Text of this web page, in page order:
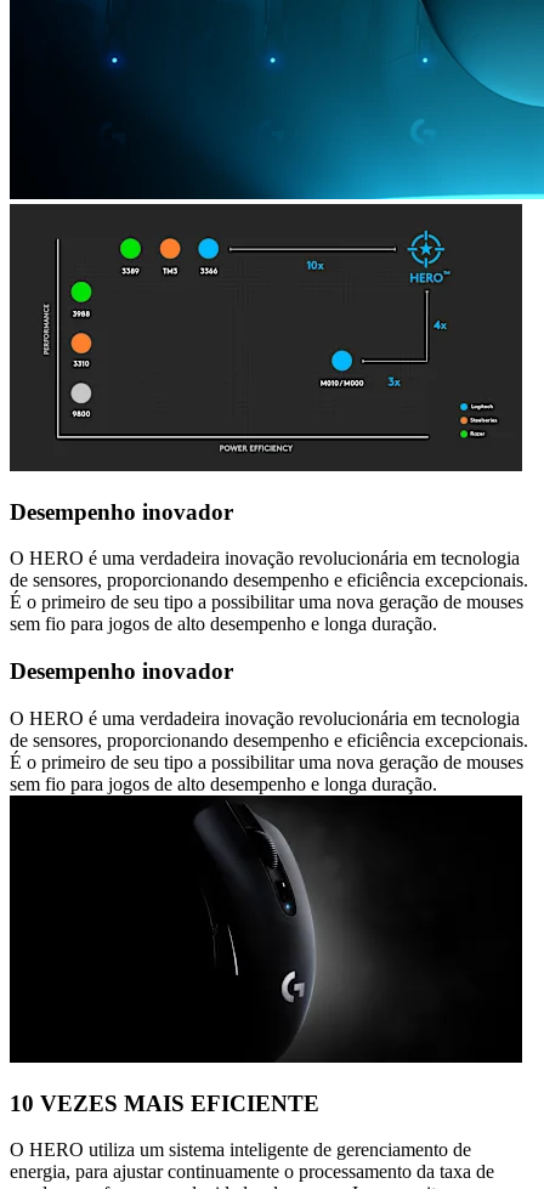
Desempenho inovador
O HERO é uma verdadeira inovação revolucionária em tecnologia
de sensores, proporcionando desempenho e eficiência excepcionais.
É o primeiro de seu tipo a possibilitar uma nova geração de mouses
sem fio para jogos de alto desempenho e longa duração.
Desempenho inovador
O HERO é uma verdadeira inovação revolucionária em tecnologia
de sensores, proporcionando desempenho e eficiência excepcionais.
É o primeiro de seu tipo a possibilitar uma nova geração de mouses
sem fio para jogos de alto desempenho e longa duração.
10 VEZES MAIS EFICIENTE
O HERO utiliza um sistema inteligente de gerenciamento de
energia, para ajustar continuamente o processamento da taxa de